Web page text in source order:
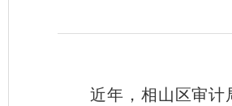
近年，相山区审计